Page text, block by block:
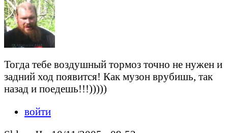
Тогда тебе воздушный тормоз точно не нужен и
задний ход появится! Как музон врубишь, так
назад и поедешь!!!)))))
войти